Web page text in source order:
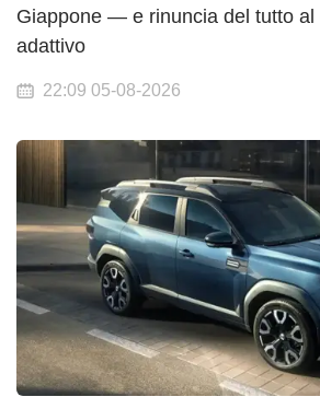
Giappone — e rinuncia del tutto al
adattivo
22:09 05-08-2026